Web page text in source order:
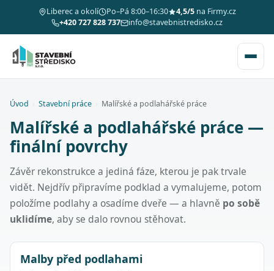
Liberec a okolí Po–Pá 8:00–16:30 4,5/5na Firmy.cz
+420 727 828 737
info@stavebnistredisko.cz
Úvod Stavební práce Malířské a podlahářské práce
Malířské a podlahářské práce —
finální povrchy
Závěr rekonstrukce a jediná fáze, kterou je pak trvale
vidět. Nejdřív připravíme podklad a vymalujeme, potom
položíme podlahy a osadíme dveře — a hlavně po sobě
uklidíme, aby se dalo rovnou stěhovat.
Malby před podlahami